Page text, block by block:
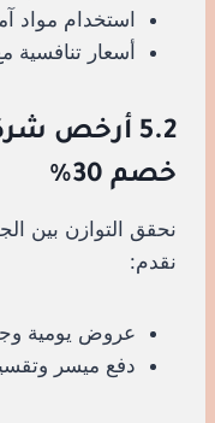
استخدام مواد
أسعار تنافسية مع
5.2 أرخص
خصم 30%
نقدم:
عروض يومية
دفع ميسر